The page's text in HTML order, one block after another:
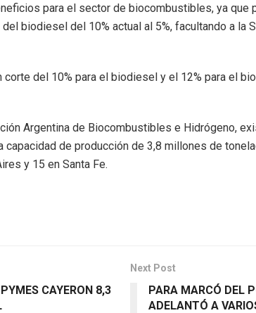
para el sector de biocombustibles, ya que
biodiesel del 10% actual al 5%, facultando a la
del 10% para el biodiesel y el 12% para el
Argentina de Biocombustibles e Hidrógeno,
capacidad de producción de 3,8 millones de
y 15 en Santa Fe.
CAYERON 8,3
Next Post
PARA MARCÓ DEL
ADELANTÓ A